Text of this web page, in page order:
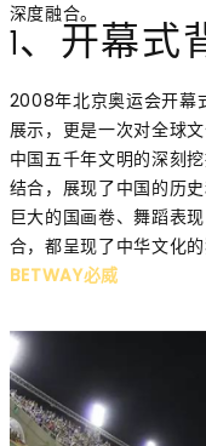
深度融合。
1、开幕式
2008年北京奥运会开幕
展示，更是一次对全球
中国五千年文明的深刻
结合，展现了中国的历
巨大的国画卷、舞蹈表
合，都呈现了中华文化的
BETWAY必威